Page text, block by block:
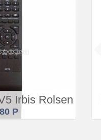
Irbis Rolsen
Р